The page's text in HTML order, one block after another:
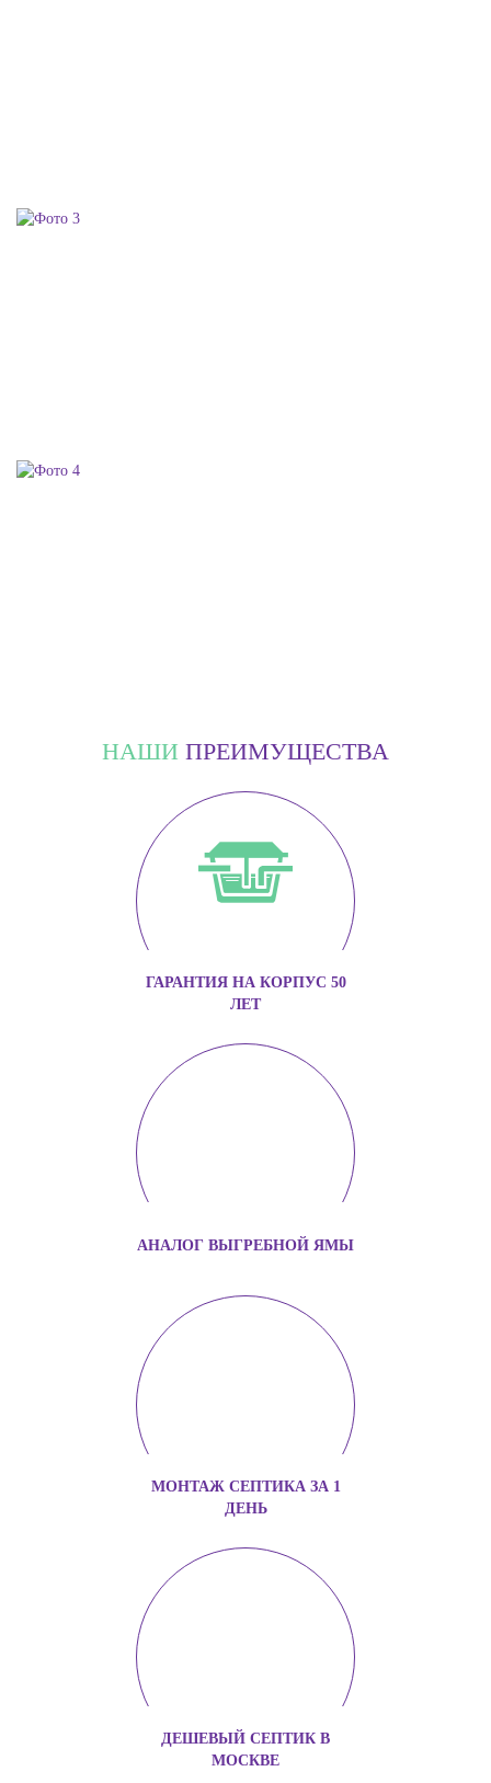
НАШИ ПРЕИМУЩЕСТВА
ГАРАНТИЯ НА КОРПУС 50
ЛЕТ
АНАЛОГ ВЫГРЕБНОЙ ЯМЫ
МОНТАЖ СЕПТИКА ЗА 1
ДЕНЬ
ДЕШЕВЫЙ СЕПТИК В
МОСКВЕ